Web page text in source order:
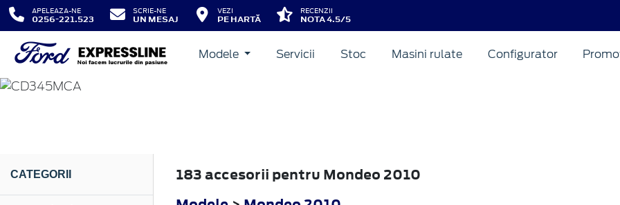
APELEAZA-NE
0256-221.523
SCRIE-NE
UN MESAJ
VEZI
PE HARTĂ
RECENZII
NOTA 4.5/5
Modele Servicii Stoc Masini rulate Configurator
MONDEO
CATEGORII
183 accesorii pentru Mondeo 2010